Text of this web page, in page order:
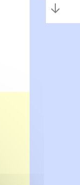
Semaine
suivante